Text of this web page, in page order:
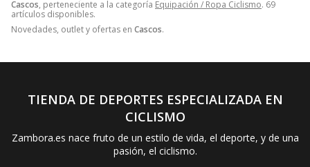
Cascos, perteneciente a la categoría Equipación / Ropa Ciclismo. 69
artículos disponibles.
Novedades, outlet y ofertas en Cascos.
TIENDA DE DEPORTES ESPECIALIZADA EN
CICLISMO
Zambora.es nace fruto de un estilo de vida, el deporte, y de una
pasión, el ciclismo.